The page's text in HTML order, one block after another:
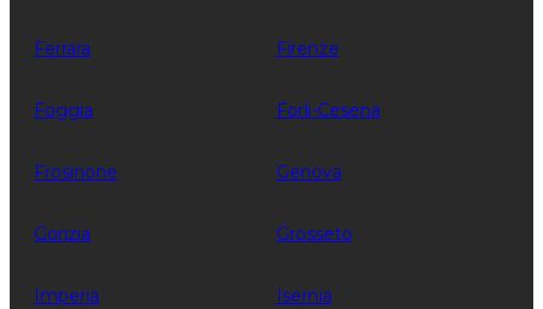
Ferrara Firenze
Foggia Forli-Cesena
Frosinone Genova
Gorizia Grosseto
Imperia Isernia